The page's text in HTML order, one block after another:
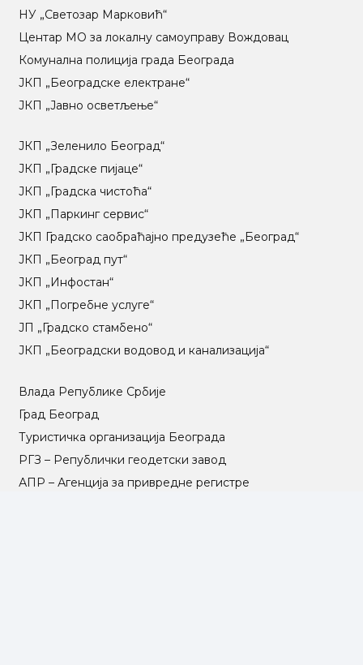
НУ „Светозар Марковић“
Центар МO за локалну самоуправу Вождовац
Комунална полиција града Београда
ЈКП „Београдске електране“
ЈКП „Јавно осветљење“
ЈКП „Зеленило Београд“
ЈКП „Градске пијаце“
ЈКП „Градска чистоћа“
ЈКП „Паркинг сервис“
ЈКП Градско саобраћајно предузеће „Београд“
ЈКП „Београд пут“
ЈКП „Инфостан“
ЈКП „Погребне услуге“
ЈП „Градско стамбено“
ЈКП „Београдски водовод и канализација“
Влада Републике Србије
Град Београд
Туристичка организација Београда
РГЗ – Републички геодетски завод
АПР – Агенција за привредне регистре